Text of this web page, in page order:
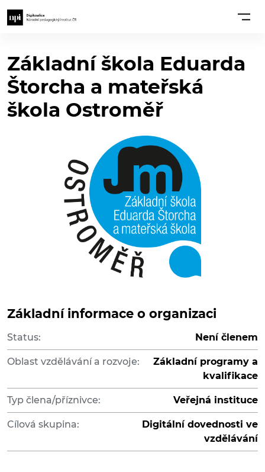
Základní škola Eduarda
Štorcha a mateřská
škola Ostroměř
Základní informace o organizaci
Status: Není členem
Oblast vzdělávání a rozvoje:
Základní programy a
kvalifikace
Typ člena/příznivce: Veřejná instituce
Cílová skupina:
Digitální dovednosti ve
vzdělávání